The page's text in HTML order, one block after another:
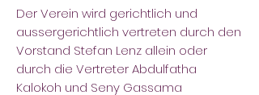
Der Verein wird gerichtlich und
aussergerichtlich vertreten durch den
Vorstand Stefan Lenz allein oder
durch die Vertreter Abdulfatha
Kalokoh und Seny Gassama